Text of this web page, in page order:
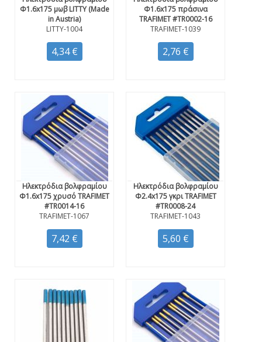
Φ1.6x175 μωβ LITTY (Made
in Austria)
LITTY-1004
4,34 €
Φ1.6x175 πράσινα
TRAFIMET #TR0002-16
TRAFIMET-1039
2,76 €
Ηλεκτρόδια βολφραμίου
Φ1.6x175 χρυσό TRAFIMET
#TR0014-16
TRAFIMET-1067
7,42 €
Ηλεκτρόδια βολφραμίου
Φ2.4x175 γκρι TRAFIMET
#TR0008-24
TRAFIMET-1043
5,60 €